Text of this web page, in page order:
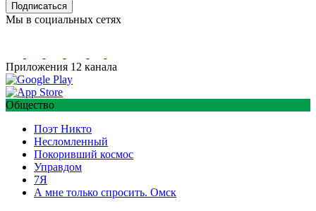
Подписаться
Мы в социальных сетях
Приложения 12 канала
Общество
Поэт Никто
Несломленный
Покоривший космос
Управдом
7Я
А мне только спросить. Омск